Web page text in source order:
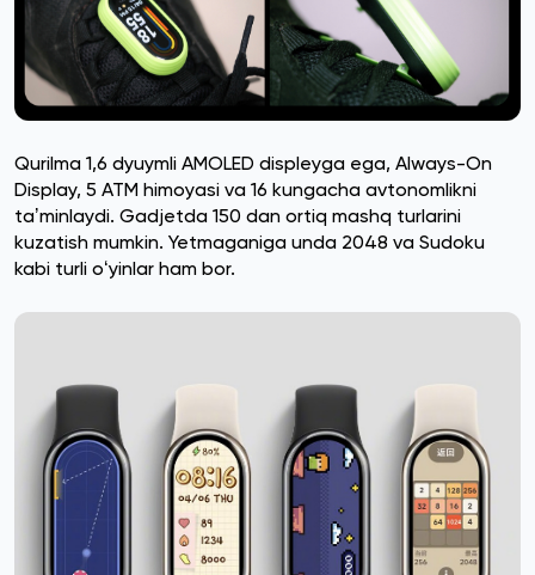
Qurilma 1,6 dyuymli AMOLED displeyga ega, Always-On
Display, 5 ATM himoyasi va 16 kungacha avtonomlikni
taʼminlaydi. Gadjetda 150 dan ortiq mashq turlarini
kuzatish mumkin. Yetmaganiga unda 2048 va Sudoku
kabi turli oʻyinlar ham bor.